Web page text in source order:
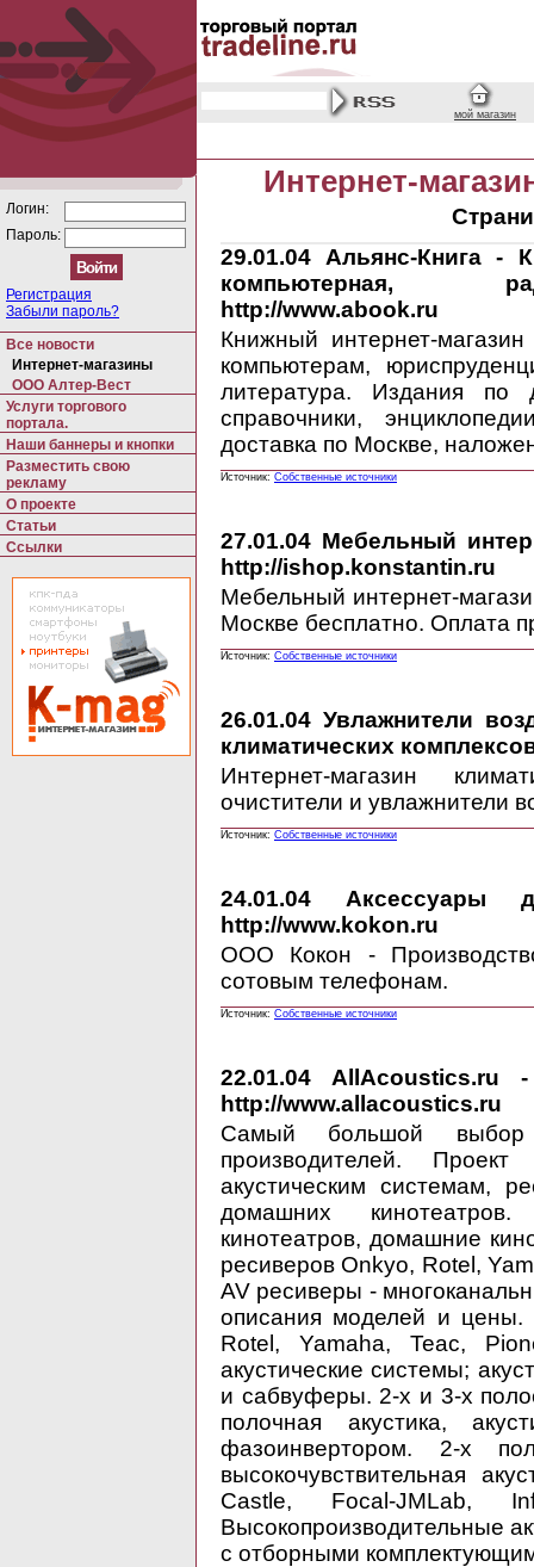
мой магазин
Логин:
Пароль:
Регистрация
Забыли пароль?
Все новости
Интернет-магазины
ООО Алтер-Вест
Услуги торгового
портала.
Наши баннеры и кнопки
Разместить свою
рекламу
О проекте
Статьи
Ссылки
Интернет-
29.01.04 Альянс-Книга -
компьютерная,
http://www.abook.ru
Книжный интернет-
компьютерам,
литература. Издания по
справочники,
доставка по Москве,
Источник: Собственные источники
27.01.04 Мебельный
http://ishop.konstantin.ru
Мебельный интернет-
Москве бесплатно. Оплата
Источник: Собственные источники
26.01.04 Увлажнители
климатических
Интернет-магазин
очистители и увлажнители
Источник: Собственные источники
24.01.04 Аксессуары
http://www.kokon.ru
ООО Кокон -
сотовым телефонам.
Источник: Собственные источники
22.01.04 AllAcoustics.ru -
http://www.allacoustics.ru
Самый большой
производителей.
акустическим системам,
домашних
кинотеатров, домашние
ресиверов Onkyo, Rotel,
AV ресиверы -
описания моделей и цены.
Rotel, Yamaha, Teac,
акустические системы;
и сабвуферы. 2-х и 3-х
полочная акустика,
фазоинвертором. 2-х
высокочувствительная
Castle, Focal-JMLab,
Высокопроизводительные
с отборными